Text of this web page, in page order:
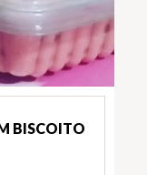
BISCOITO